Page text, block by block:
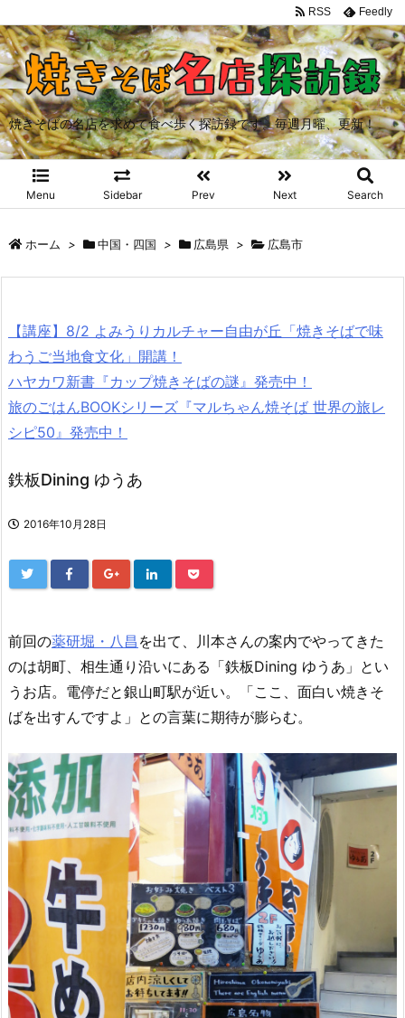
焼きそばの名店を求めて食べ歩く探訪録です。毎週月曜、更新！
Menu Sidebar Prev Next Search
RSS Feedly
ホーム > 中国・四国 > 広島県 > 広島市
【講座】8/2 よみうりカルチャー自由が丘「焼きそばで味
わうご当地食文化」開講！
ハヤカワ新書『カップ焼きそばの謎』発売中！
旅のごはんBOOKシリーズ『マルちゃん焼そば 世界の旅レ
シピ50』発売中！
鉄板Dining ゆうあ
2016年10月28日
前回の薬研堀・八昌 を出て、川本さんの案内でやってきた
のは胡町、相生通り沿いにある「鉄板Dining ゆうあ」とい
うお店。電停だと銀山町駅が近い。「ここ、面白い焼きそ
ばを出すんですよ」との言葉に期待が膨らむ。